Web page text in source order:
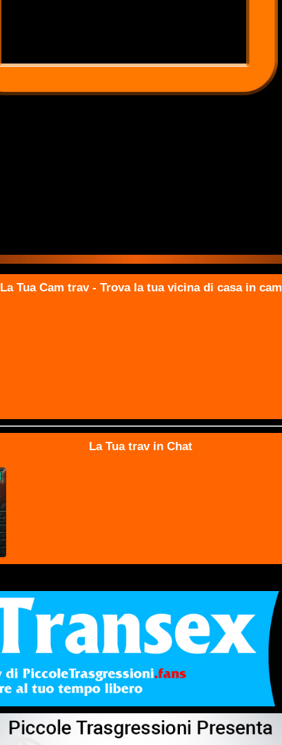
La Tua Cam trav - Trova la tua vicina di casa in cam
La Tua trav in Chat